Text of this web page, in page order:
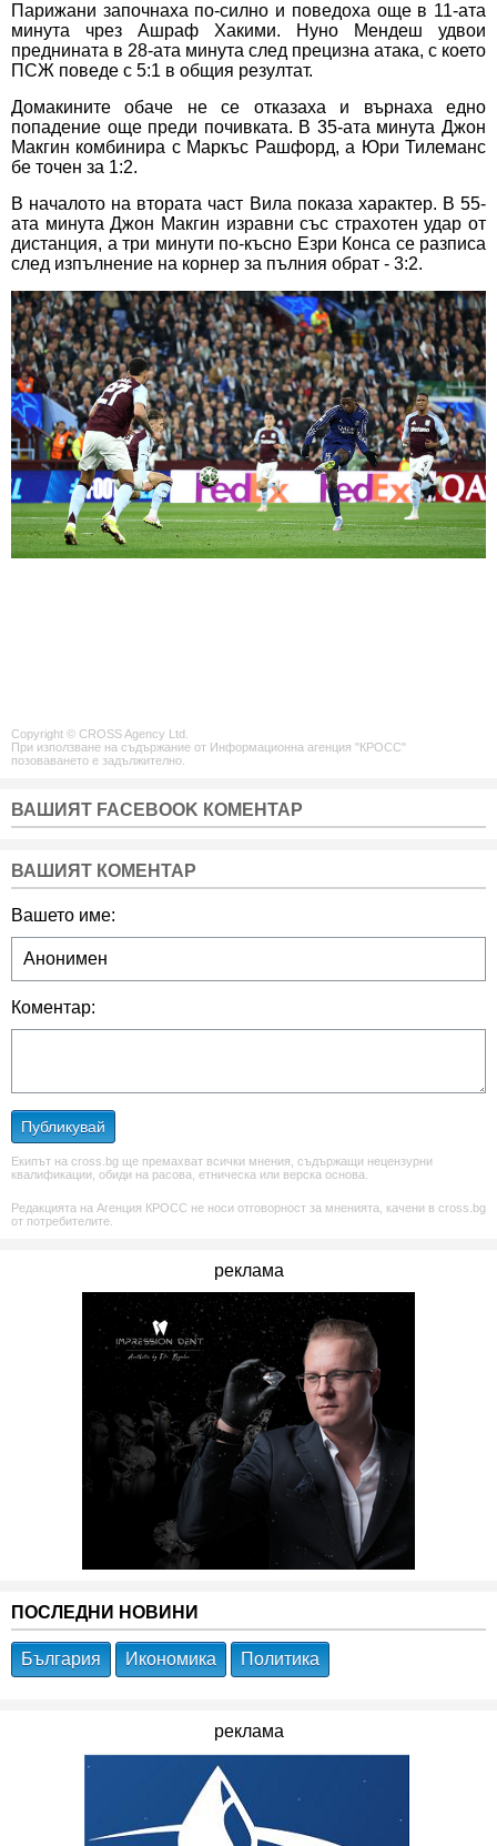
Парижани започнаха по-силно и поведоха още в 11-ата
минута чрез Ашраф Хакими. Нуно Мендеш удвои
преднината в 28-ата минута след прецизна атака, с което
ПСЖ поведе с 5:1 в общия резултат.
Домакините обаче не се отказаха и върнаха едно
попадение още преди почивката. В 35-ата минута Джон
Макгин комбинира с Маркъс Рашфорд, а Юри Тилеманс
бе точен за 1:2.
В началото на втората част Вила показа характер. В 55-
ата минута Джон Макгин изравни със страхотен удар от
дистанция, а три минути по-късно Езри Конса се разписа
след изпълнение на корнер за пълния обрат - 3:2.
Copyright © CROSS Agency Ltd.
При използване на съдържание от Информационна агенция "КРОСС"
позоваването е задължително.
ВАШИЯТ FACEBOOK КОМЕНТАР
ВАШИЯТ КОМЕНТАР
Вашето име:
Коментар:
Публикувай
Екипът на cross.bg ще премахват всички мнения, съдържащи нецензурни
квалификации, обиди на расова, етническа или верска основа.
Редакцията на Агенция КРОСС не носи отговорност за мненията, качени в cross.bg
от потребителите.
реклама
ПОСЛЕДНИ НОВИНИ
България Икономика Политика
реклама